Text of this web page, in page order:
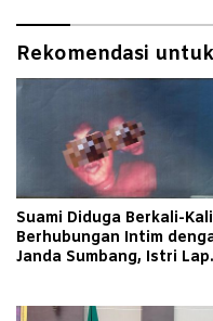
Rekomendasi
Suami Diduga Berkali-Kali
Berhubungan Intim
Janda Sumbang, Istri